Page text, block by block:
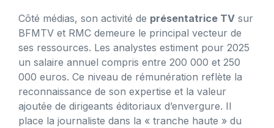
Côté médias, son activité de présentatrice TV sur
BFMTV et RMC demeure le principal vecteur de
ses ressources. Les analystes estiment pour 2025
un salaire annuel compris entre 200 000 et 250
000 euros. Ce niveau de rémunération reflète la
reconnaissance de son expertise et la valeur
ajoutée de dirigeants éditoriaux d’envergure. Il
place la journaliste dans la « tranche haute » du